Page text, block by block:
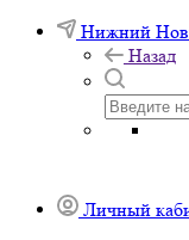
Нижний
Назад
Личный